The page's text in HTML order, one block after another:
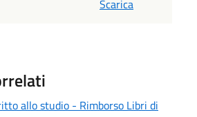
Scarica
allo studio - Rimborso Libri di